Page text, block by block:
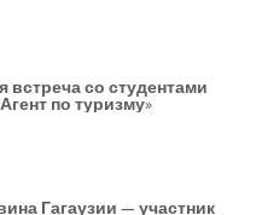
встреча со студентами
по туризму»
Гагаузии — участник